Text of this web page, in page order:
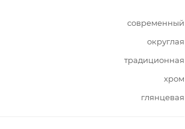
современный
округлая
традиционная
хром
глянцевая